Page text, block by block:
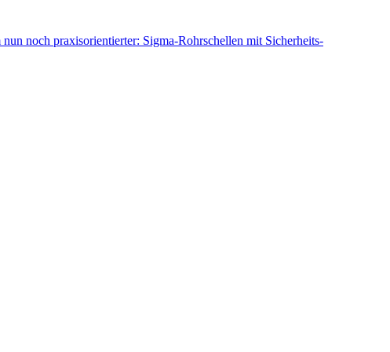
noch praxisorientierter: Sigma-Rohrschellen mit Sicherheits-